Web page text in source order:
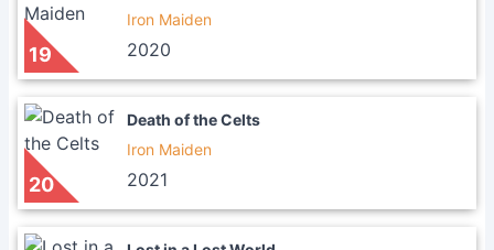
19
Iron Maiden
2020
20
Death of the Celts
Iron Maiden
2021